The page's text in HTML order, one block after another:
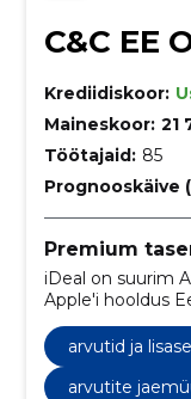
C&C EE
Krediidiskoor:
Maineskoor: 21
Töötajaid: 85
Prognooskäive
Premium
iDeal on suurim
Apple'i hooldus
arvutid ja
arvutite